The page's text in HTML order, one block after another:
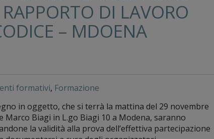
DI LAVORO
– MDOENA
formativi, Formazione
in oggetto, che si terrà la mattina del 29 novembre
Biagi in L.go Biagi 10 a Modena, saranno
la validità alla prova dell’effettiva partecipazione